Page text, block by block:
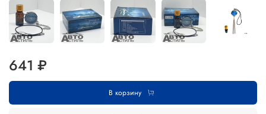
641 ₽
В корзину